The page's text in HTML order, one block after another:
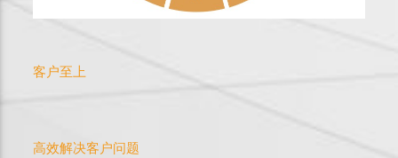
客户至上
高效解决客户问题